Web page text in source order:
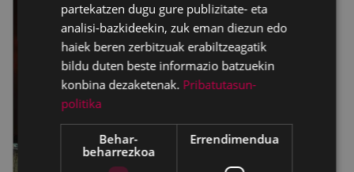
partekatzen dugu gure publizitate- eta
analisi-bazkideekin, zuk eman diezun edo
haiek beren zerbitzuak erabiltzeagatik
bildu duten beste informazio batzuekin
konbina dezaketenak. Pribatutasun-
politika
Behar-
beharrezkoa
Errendimendua